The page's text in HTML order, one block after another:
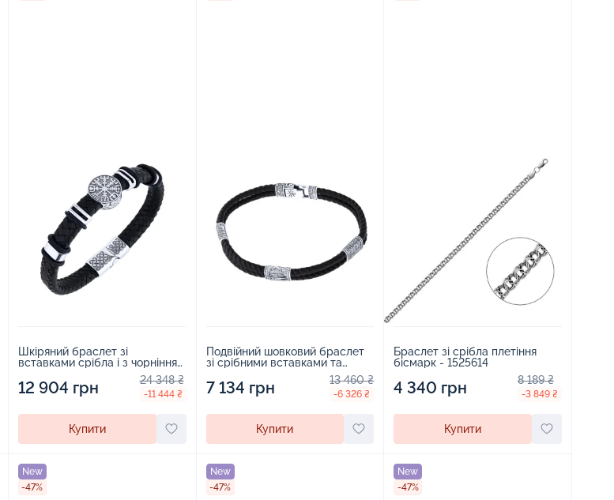
Шкіряний браслет зі
вставками срібла і з чорнінням
12 904 грн 24 348 ₴
-11 444 ₴
Купити
Подвійний шовковий браслет
зі срібними вставками та
7 134 грн 13 460 ₴
-6 326 ₴
Купити
Браслет зі срібла плетіння
бісмарк - 1525614
4 340 грн 8 189 ₴
-3 849 ₴
Купити
New
-47%
New
-47%
New
-47%